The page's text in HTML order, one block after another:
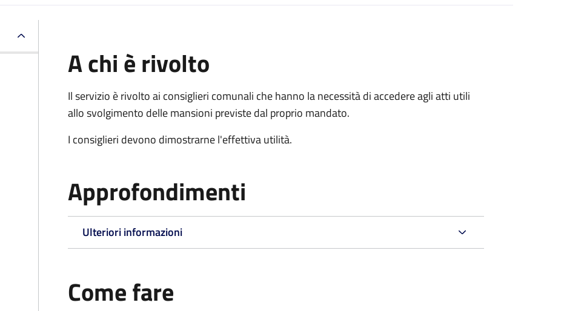
A chi è rivolto
Il servizio è rivolto ai consiglieri comunali che hanno la necessità di accedere agli atti utili
allo svolgimento delle mansioni previste dal proprio mandato.
I consiglieri devono dimostrarne l'effettiva utilità.
Approfondimenti
Ulteriori informazioni
Come fare